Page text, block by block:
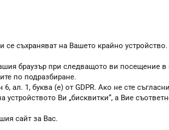
съхраняват на Вашето крайно
браузър при следващото ви посещение
по подразбиране.
ал. 1, буква (е) от GDPR. Ако не сте
Ви „бисквитки“, а Вие
сайт за Вас.